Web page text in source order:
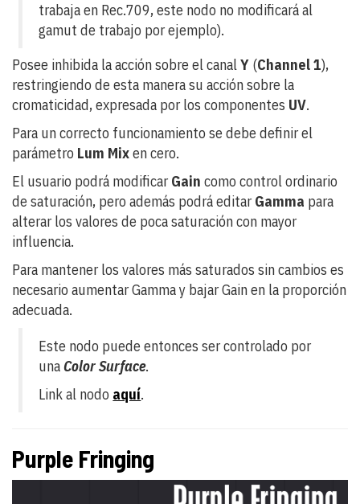
trabaja en Rec.709, este nodo no modificará al
gamut de trabajo por ejemplo).
Posee inhibida la acción sobre el canalY (Channel 1),
restringiendo de esta manera su acción sobre la
cromaticidad, expresada por los componentes UV.
Para un correcto funcionamiento se debe definir el
parámetro Lum Mixen cero.
El usuario podrá modificar Gain como control ordinario
de saturación, pero además podrá editar Gamma para
alterar los valores de poca saturación con mayor
influencia.
Para mantener los valores más saturados sin cambios es
necesario aumentar Gamma y bajar Gain en la proporción
adecuada.
Este nodo puede entonces ser controlado por
unaColor Surface.
Link al nodo aquí.
Purple Fringing